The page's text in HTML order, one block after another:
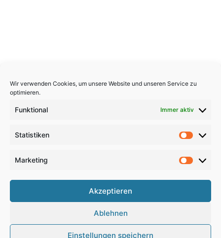
Wir verwenden Cookies, um unsere Website und unseren Service zu
optimieren.
Funktional Immer aktiv
Statistiken
Marketing
Akzeptieren
Ablehnen
Einstellungen speichern
Copyright 2026, All Rights Reserved
Haftungsausschluss